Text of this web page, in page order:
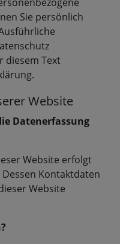
Sie persönlich
diesem Text
Website
Datenerfassung
Website erfolgt
Kontaktdaten
Website